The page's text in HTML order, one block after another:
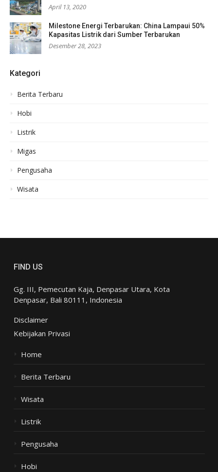
April 13, 2020
Milestone Energi Terbarukan: China Lampaui 50%
Kapasitas Listrik dari Sumber Terbarukan
Desember 28, 2023
Kategori
Berita Terbaru
Hobi
Listrik
Migas
Pengusaha
Wisata
FIND US
Gg. III, Pemecutan Kaja, Denpasar Utara, Kota
Denpasar, Bali 80111, Indonesia
Disclaimer
Kebijakan Privasi
Home
Berita Terbaru
Wisata
Listrik
Pengusaha
Hobi